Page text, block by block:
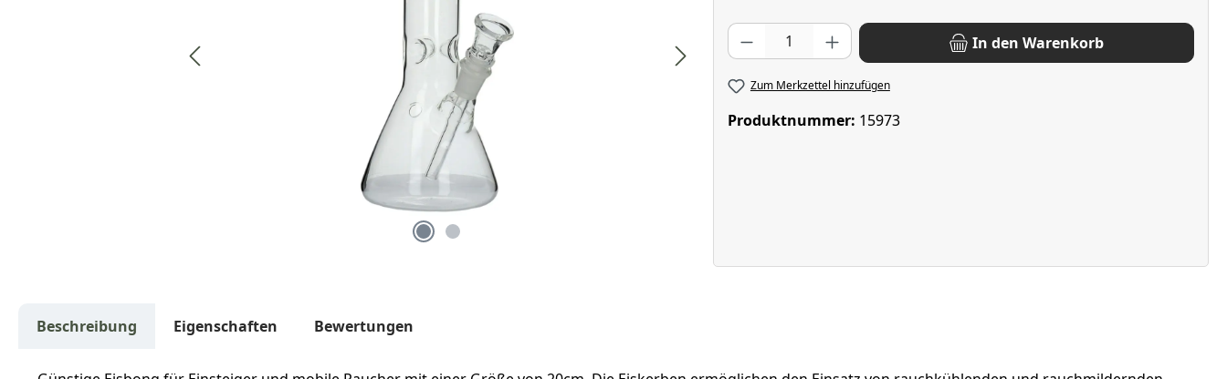
Produkt Anzahl: Gib den gewünschten Wert ein oder benutze die Schaltflächen
In den Warenkorb
Zum Merkzettel hinzufügen
Produktnummer: 15973
Beschreibung Eigenschaften Bewertungen